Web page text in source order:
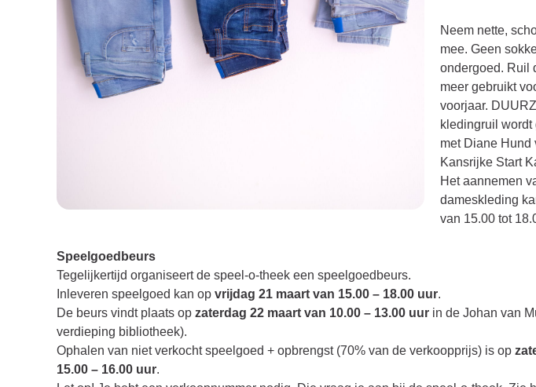
Neem nette,
mee. Geen
ondergoed. Ruil
meer gebruikt
voorjaar.
kledingruil
met Diane Hund
Kansrijke Start
Het aannemen
dameskleding
van 15.00 tot
Speelgoedbeurs
Tegelijkertijd organiseert de speel-o-theek een speelgoedbeurs.
Inleveren speelgoed kan op vrijdag 21 maart van 15.00 – 18.00 uur.
De beurs vindt plaats op zaterdag 22 maart van 10.00 – 13.00 uur in de Johan van
verdieping bibliotheek).
Ophalen van niet verkocht speelgoed + opbrengst (70% van de verkoopprijs) is op
15.00 – 16.00 uur.